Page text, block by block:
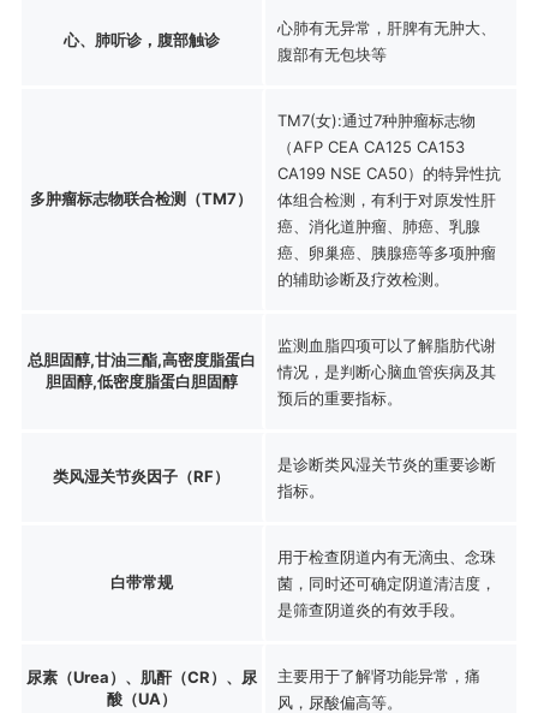
心、肺听诊，腹部触诊
心肺有无异常，肝脾有无肿大、
腹部有无包块等
多肿瘤标志物联合检测（TM7）
TM7(女):通过7种肿瘤标志物
（AFP CEA CA125 CA153
CA199 NSE CA50）的特异性抗
体组合检测，有利于对原发性肝
癌、消化道肿瘤、肺癌、乳腺
癌、卵巢癌、胰腺癌等多项肿瘤
的辅助诊断及疗效检测。
总胆固醇,甘油三酯,高密度脂蛋白
胆固醇,低密度脂蛋白胆固醇
监测血脂四项可以了解脂肪代谢
情况，是判断心脑血管疾病及其
预后的重要指标。
类风湿关节炎因子（RF）
是诊断类风湿关节炎的重要诊断
指标。
白带常规
用于检查阴道内有无滴虫、念珠
菌，同时还可确定阴道清洁度，
是筛查阴道炎的有效手段。
尿素（Urea）、肌酐（CR）、尿
酸（UA）
主要用于了解肾功能异常，痛
风，尿酸偏高等。